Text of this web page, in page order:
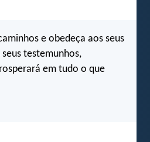
e obedeça aos seus
testemunhos,
em tudo o que